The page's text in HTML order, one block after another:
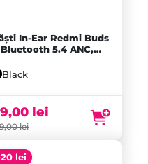
In-Ear Redmi Buds
5.4 ANC,
Black
lei
lei
lei